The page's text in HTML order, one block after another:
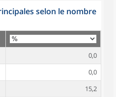
selon le nombre
0,0
0,0
15,2